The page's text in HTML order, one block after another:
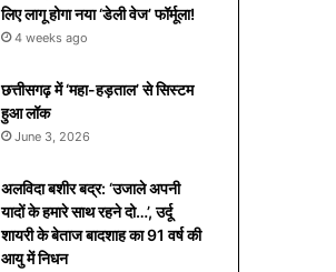
लिए लागू होगा नया ‘डेली वेज’ फॉर्मूला!
4 weeks ago
छत्तीसगढ़ में ‘महा-हड़ताल’ से सिस्टम
हुआ लॉक
June 3, 2026
अलविदा बशीर बद्र: ‘उजाले अपनी
यादों के हमारे साथ रहने दो…’, उर्दू
शायरी के बेताज बादशाह का 91 वर्ष की
आयु में निधन